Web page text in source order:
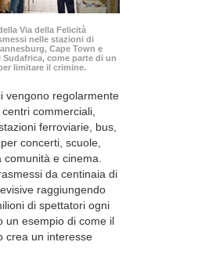
Via della Felicità
nelle stazioni di
Cape Town e
Sudafrica, come parte di un
limitare il crimine.
vengono regolarmente
commerciali,
ferroviarie, bus,
concerti, scuole,
comunità e cinema.
da centinaia di
raggiungendo
di spettatori ogni
un esempio di come il
crea un interesse